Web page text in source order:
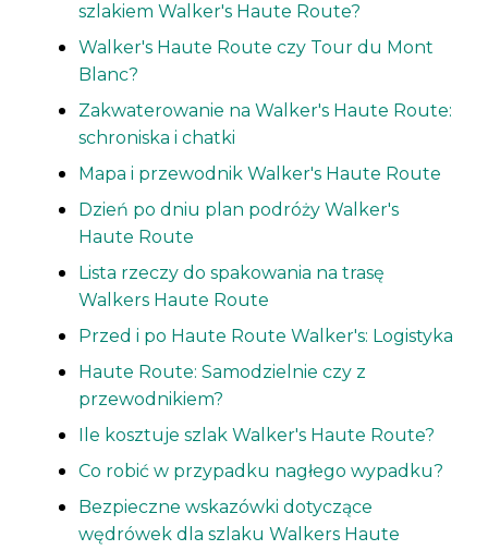
szlakiem Walker's Haute Route?
Walker's Haute Route czy Tour du Mont
Blanc?
Zakwaterowanie na Walker's Haute Route:
schroniska i chatki
Mapa i przewodnik Walker's Haute Route
Dzień po dniu plan podróży Walker's
Haute Route
Lista rzeczy do spakowania na trasę
Walkers Haute Route
Przed i po Haute Route Walker's: Logistyka
Haute Route: Samodzielnie czy z
przewodnikiem?
Ile kosztuje szlak Walker's Haute Route?
Co robić w przypadku nagłego wypadku?
Bezpieczne wskazówki dotyczące
wędrówek dla szlaku Walkers Haute